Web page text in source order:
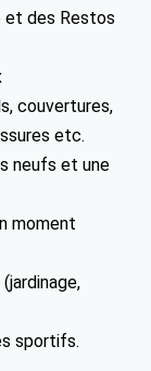
et des Restos
couvertures,
etc.
neufs et une
moment
sportifs.